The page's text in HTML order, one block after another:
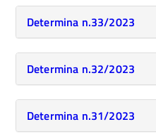
Determina n.33/2023
Determina n.32/2023
Determina n.31/2023